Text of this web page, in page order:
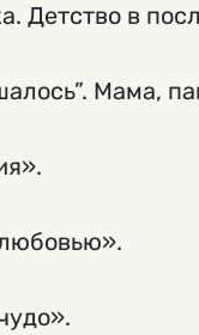
Детство в
Мама,